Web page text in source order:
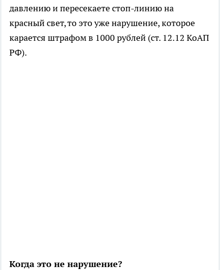
давлению и пересекаете стоп-линию на
красный свет, то это уже нарушение, которое
карается штрафом в 1000 рублей (ст. 12.12 КоАП
РФ).
Когда это не нарушение?